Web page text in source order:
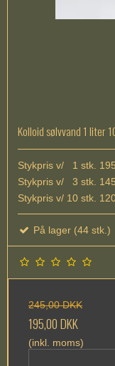
Kolloid sølvvand 1 liter
Stykpris v/ 1 stk.
Stykpris v/ 3 stk.
Stykpris v/ 10 stk.
På lager (44 stk.)
245,00 DKK
195,00 DKK
(inkl. moms)